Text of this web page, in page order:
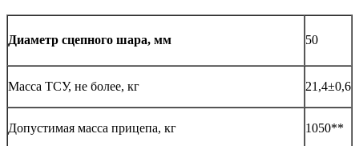
Диаметр сцепного шара, мм 50
Масса ТСУ, не более, кг 21,4±0,6
Допустимая масса прицепа, кг 1050**